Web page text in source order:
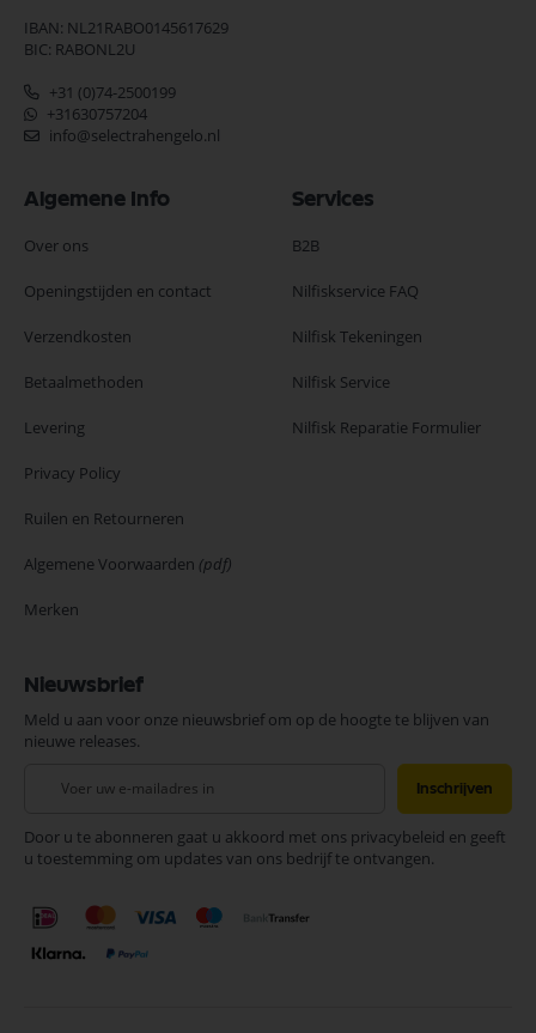
IBAN: NL21RABO0145617629
BIC: RABONL2U
+31 (0)74-2500199
+31630757204
info@selectrahengelo.nl
Algemene Info
Over ons
Openingstijden en contact
Verzendkosten
Betaalmethoden
Levering
Privacy Policy
Ruilen en Retourneren
Algemene Voorwaarden (pdf)
Merken
Services
B2B
Nilfiskservice FAQ
Nilfisk Tekeningen
Nilfisk Service
Nilfisk Reparatie Formulier
Nieuwsbrief
Meld u aan voor onze nieuwsbrief om op de hoogte te blijven van
nieuwe releases.
onze
nieuwsbrief
Inschrijven
Door u te abonneren gaat u akkoord met ons privacybeleid en geeft
u toestemming om updates van ons bedrijf te ontvangen.